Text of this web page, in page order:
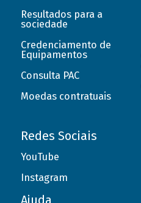
Resultados para a
sociedade
Credenciamento de
Equipamentos
Consulta PAC
Moedas contratuais
Redes Sociais
YouTube
Instagram
Ajuda